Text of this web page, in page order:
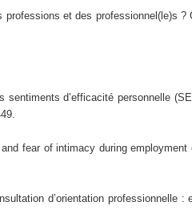
et des professionnel(le)s ?
d’efficacité personnelle
fear of intimacy during
d’orientation professionnelle